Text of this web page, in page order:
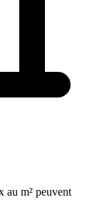
au m² peuvent